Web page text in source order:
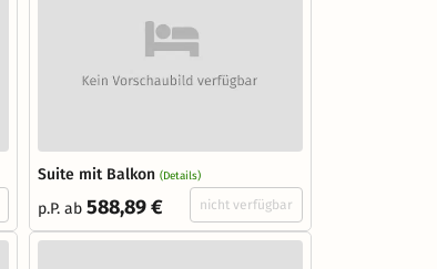
Suite mit Balkon (Details)
p.P. ab 588,89 € nicht verfügbar